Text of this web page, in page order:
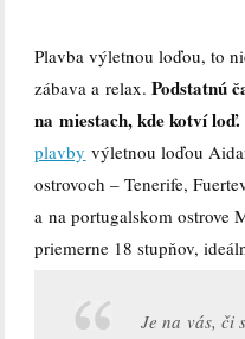
Plavba výletnou loďou, to
zábava a relax.Podstatnú
na miestach, kde kotví loď.
plavby výletnou loďou
ostrovoch – Tenerife,
a na portugalskom ostrove
priemerne 18 stupňov,
Je na vás, či